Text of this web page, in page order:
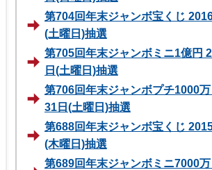
第704回年末ジャンボ宝くじ
(土曜日)抽選
第705回年末ジャンボミニ1億円
日(土曜日)抽選
第706回年末ジャンボプチ1000万
31日(土曜日)抽選
第688回年末ジャンボ宝くじ
(木曜日)抽選
第689回年末ジャンボミニ7000万